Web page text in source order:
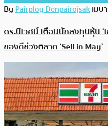
ByPairploy Denpairojsakเมษ
ดร.นิเวศน์ เตือนนักลงทุนหุ้น ‘
ของดีช่วงตลาด ‘Sell in May’